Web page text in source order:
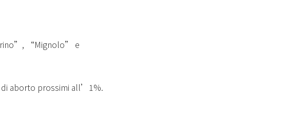
“Mignolo” e
aborto prossimi all’1%.